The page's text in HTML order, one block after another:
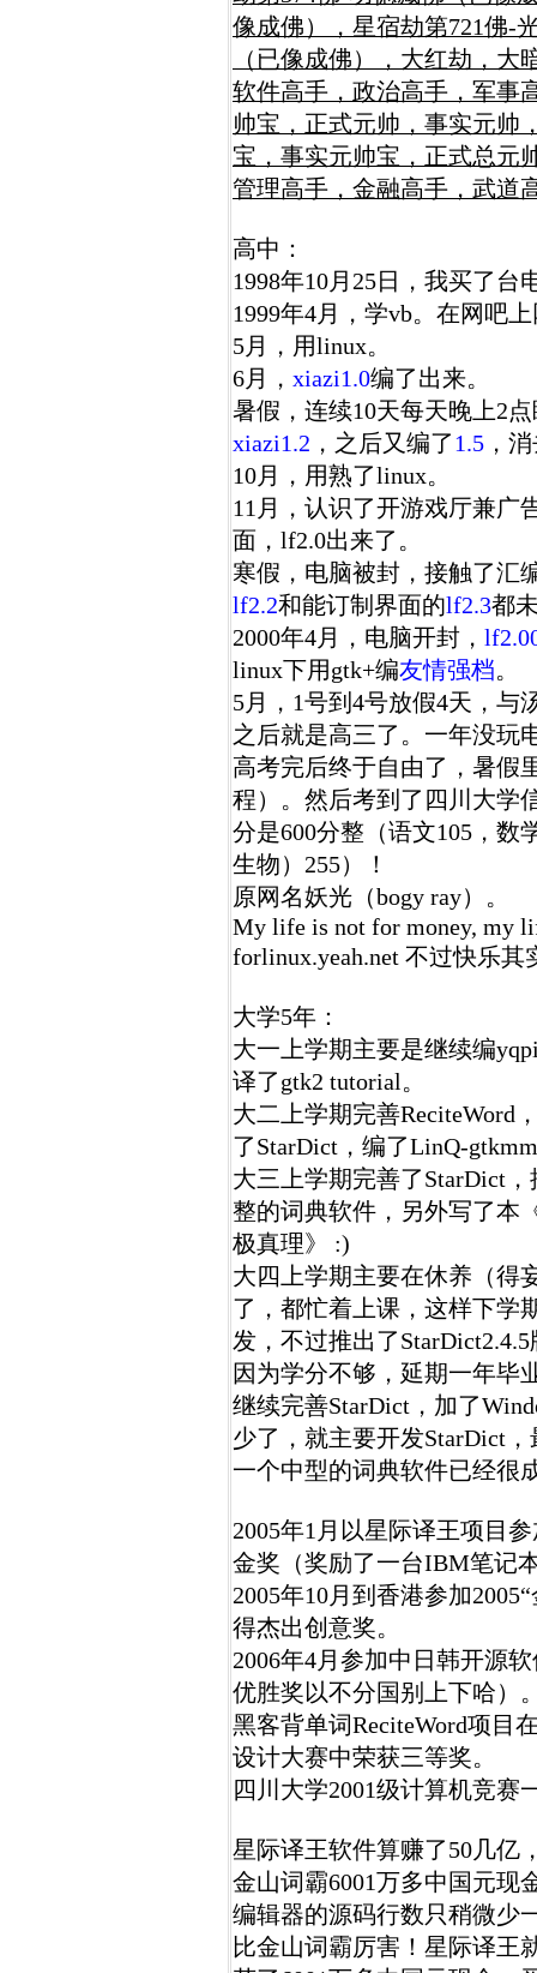
像成佛），星宿劫第721佛-
（已像成佛），大红劫，
软件高手，政治高手，军事
帅宝，正式元帅，事实元帅
宝，事实元帅宝，正式总元
管理高手，金融高手，武道
高中：
1998年10月25日，我买了
1999年4月，学vb。在网吧
5月，用linux。
6月， xiazi1.0编了出来。
暑假，连续10天每天晚上2
xiazi1.2 ，之后又编了1.5 ，
10月，用熟了linux。
11月，认识了开游戏厅兼广
面，lf2.0出来了。
寒假，电脑被封，接触了汇
lf2.2和能订制界面的lf2.3都
2000年4月，电脑开封，
linux下用gtk+编友情强档。
5月，1号到4号放假4天，与
之后就是高三了。一年没玩
高考完后终于自由了，暑假
程）。然后考到了四川大学
分是600分整（语文105，数
生物）255）！
原网名妖光（bogy ray）。
My life is not for money, my
forlinux.yeah.net 不过快乐
大学5年：
大一上学期主要是继续编
译了gtk2 tutorial。
大二上学期完善ReciteWord
了StarDict，编了LinQ-
大三上学期完善了StarDict
整的词典软件，另外写了本
极真理》 :)
大四上学期主要在休养（得
了，都忙着上课，这样下学
发，不过推出了StarDict2.4.5
因为学分不够，延期一年毕
继续完善StarDict，加了
少了，就主要开发StarDict
一个中型的词典软件已经很
2005年1月以星际译王项目
金奖（奖励了一台IBM笔记
2005年10月到香港参加
得杰出创意奖。
2006年4月参加中日韩开源
优胜奖以不分国别上下哈）
黑客背单词ReciteWord项目
设计大赛中荣获三等奖。
四川大学2001级计算机竞赛
星际译王软件算赚了50几亿
金山词霸6001万多中国元现
编辑器的源码行数只稍微少
比金山词霸厉害！星际译王